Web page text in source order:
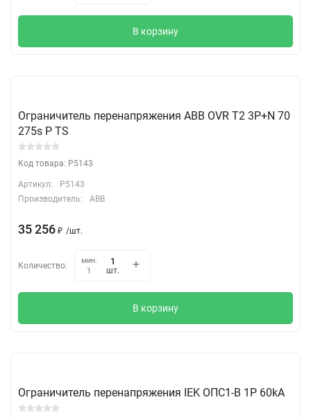
В корзину
Ограничитель перенапряжения ABB OVR T2 3P+N 70
275s P TS
Код товара: P5143
Артикул:
P5143
Производитель:
ABB
35 256 ₽ /шт.
Количество:
мин.
1
шт.
В корзину
Ограничитель перенапряжения IEK ОПС1-B 1Р 60kA